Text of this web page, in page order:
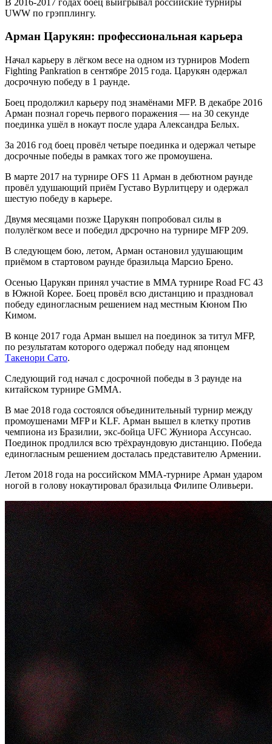
UWW по грэпплингу.
Арман Царукян: профессиональная карьера
Начал карьеру в лёгком весе на одном из турниров Modern
Fighting Pankration в сентябре 2015 года. Царукян одержал
досрочную победу в 1 раунде.
Боец продолжил карьеру под знамёнами MFP. В декабре 2016
Арман познал горечь первого поражения — на 30 секунде
поединка ушёл в нокаут после удара Александра Белых.
За 2016 год боец провёл четыре поединка и одержал четыре
досрочные победы в рамках того же промоушена.
В марте 2017 на турнире OFS 11 Арман в дебютном раунде
провёл удушающий приём Густаво Вурлитцеру и одержал
шестую победу в карьере.
Двумя месяцами позже Царукян попробовал силы в
полулёгком весе и победил дрсрочно на турнире MFP 209.
В следующем бою, летом, Арман остановил удушающим
приёмом в стартовом раунде бразильца Марсио Брено.
Осенью Царукян принял участие в MMA турнире Road FC 43
в Южной Корее. Боец провёл всю дистанцию и праздновал
победу единогласным решением над местным Кюном Пю
Кимом.
В конце 2017 года Арман вышел на поединок за титул MFP,
по результатам которого одержал победу над японцем
Такенори Сато.
Следующий год начал с досрочной победы в 3 раунде на
китайском турнире GMMA.
В мае 2018 года состоялся объединительный турнир между
промоушенами MFP и KLF. Арман вышел в клетку против
чемпиона из Бразилии, экс-бойца UFC Жуниора Ассунсао.
Поединок продлился всю трёхраундовую дистанцию. Победа
единогласным решением досталась представителю Армении.
Летом 2018 года на российском ММА-турнире Арман ударом
ногой в голову нокаутировал бразильца Филипе Оливьери.